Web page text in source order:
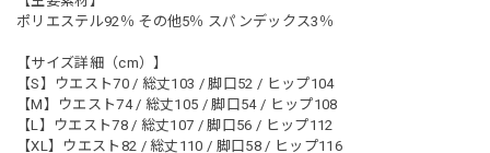
ポリエステル92％ その他5％ スパンデックス3％
【サイズ詳細（cm）】
【S】ウエスト70 / 総丈103 / 脚口52 / ヒップ104
【M】ウエスト74 / 総丈105 / 脚口54 / ヒップ108
【L】ウエスト78 / 総丈107 / 脚口56 / ヒップ112
【XL】ウエスト82 / 総丈110 / 脚口58 / ヒップ116